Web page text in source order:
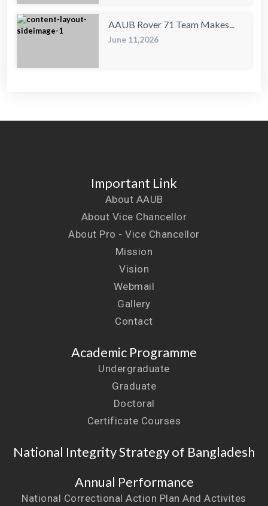
AAUB Rover 71 Team Makes...
June 11,2026
Important Link
About AAUB
About Vice Chancellor
About Pro - Vice Chancellor
Mission
Vision
Webmail
Gallery
Contact
Academic Programme
Undergraduate
Graduate
Doctoral
Certificate Courses
National Integrity Strategy of Bangladesh
Annual Performance
National Correctional Action Plan And Activites